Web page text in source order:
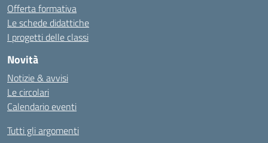
Offerta formativa
Le schede didattiche
I progetti delle classi
Novità
Notizie & avvisi
Le circolari
Calendario eventi
Tutti gli argomenti